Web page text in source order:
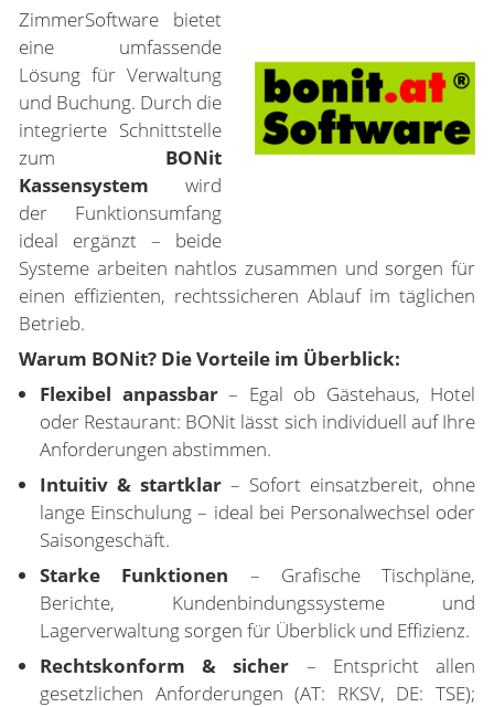
ZimmerSoftware bietet
eine umfassende
Lösung für Verwaltung
und Buchung. Durch die
integrierte Schnittstelle
zum BONit
Kassensystem wird
der Funktionsumfang
ideal ergänzt – beide
Systeme arbeiten nahtlos zusammen und sorgen für
einen effizienten, rechtssicheren Ablauf im täglichen
Betrieb.
Warum BONit? Die Vorteile im Überblick:
Flexibel anpassbar– Egal ob Gästehaus, Hotel
oder Restaurant: BONit lässt sich individuell auf Ihre
Anforderungen abstimmen.
Intuitiv & startklar – Sofort einsatzbereit, ohne
lange Einschulung – ideal bei Personalwechsel oder
Saisongeschäft.
Starke Funktionen – Grafische Tischpläne,
Berichte, Kundenbindungssysteme und
Lagerverwaltung sorgen für Überblick und Effizienz.
Rechtskonform & sicher – Entspricht allen
gesetzlichen Anforderungen (AT: RKSV, DE: TSE);